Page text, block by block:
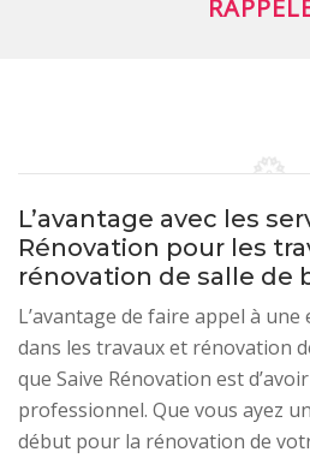
L’avantage avec les
Rénovation pour les
rénovation de salle de
L’avantage de faire appel à
dans les travaux et rénovation
que Saive Rénovation est
professionnel. Que vous ayez
début pour la rénovation de